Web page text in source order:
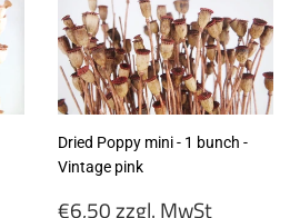
(VAT/IVA
excl.)
Dried Poppy mini - 1 bunch -
Vintage pink
Regular
€6,50 zzgl. MwSt